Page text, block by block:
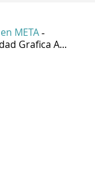
META -
Grafica A...